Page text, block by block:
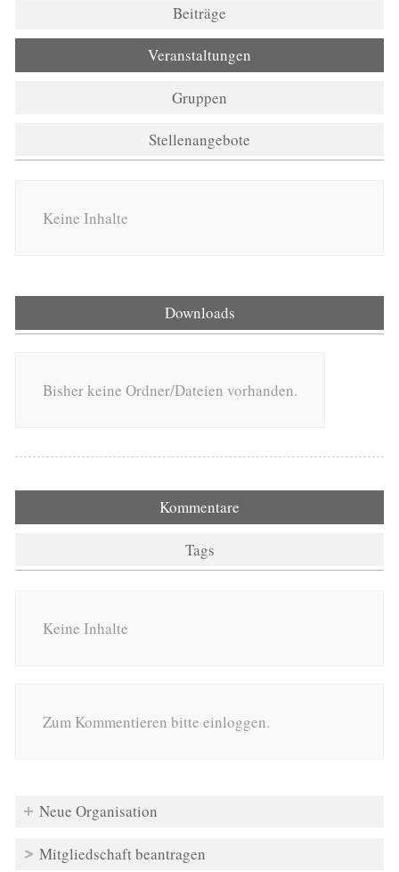
Beiträge
Veranstaltungen
Gruppen
Stellenangebote
Keine Inhalte
Downloads
Bisher keine Ordner/Dateien vorhanden.
Kommentare
Tags
Keine Inhalte
Zum Kommentieren bitte einloggen.
Neue Organisation
Mitgliedschaft beantragen